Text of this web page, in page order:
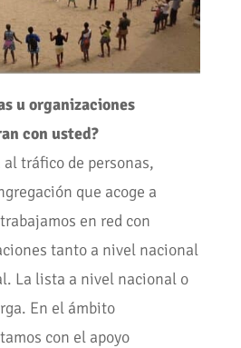
u organizaciones
con usted?
tráfico de personas,
que acoge a
en red con
tanto a nivel nacional
La lista a nivel nacional o
En el ámbito
con el apoyo